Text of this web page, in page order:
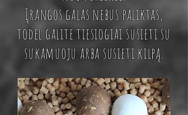
Įrangos galas nebus paliktas,
todėl galite tiesiogiai susieti su
sukamuoju arba susieti kilpą.